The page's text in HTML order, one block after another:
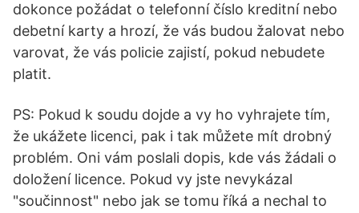
dokonce požádat o telefonní číslo kreditní nebo
debetní karty a hrozí, že vás budou žalovat nebo
varovat, že vás policie zajistí, pokud nebudete
platit.
PS: Pokud k soudu dojde a vy ho vyhrajete tím,
že ukážete licenci, pak i tak můžete mít drobný
problém. Oni vám poslali dopis, kde vás žádali o
doložení licence. Pokud vy jste nevykázal
"součinnost" nebo jak se tomu říká a nechal to